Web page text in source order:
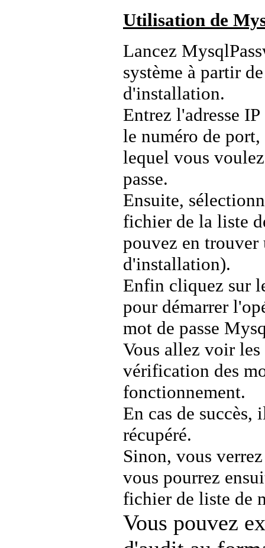
Utilisation de
Lancez
système à partir
d'installation.
Entrez l'adresse
le numéro de
lequel vous
passe.
Ensuite,
fichier de la liste
pouvez en trouver
d'installation).
Enfin cliquez sur
pour démarrer
mot de passe
Vous allez voir
vérification des
fonctionnement.
En cas de succès,
récupéré.
Sinon, vous
vous pourrez
fichier de liste de
Vous pouvez